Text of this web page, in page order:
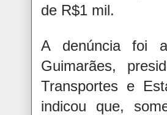
de R$1 mil.
A denúncia foi
Guimarães,
Transportes e
indicou que,